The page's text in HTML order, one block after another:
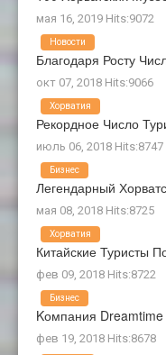
мая 16, 2019 Hits:9072
Благодаря Росту
окт 07, 2018 Hits:9066
Новости
Рекордное Число
июль 06, 2018 Hits:8747
Хорватия
Легендарный
мая 08, 2018 Hits:8725
Бизнес
Китайские Туристы
фев 09, 2018 Hits:8722
Хорватия
Kомпания
фев 19, 2018 Hits:8678
Бизнес